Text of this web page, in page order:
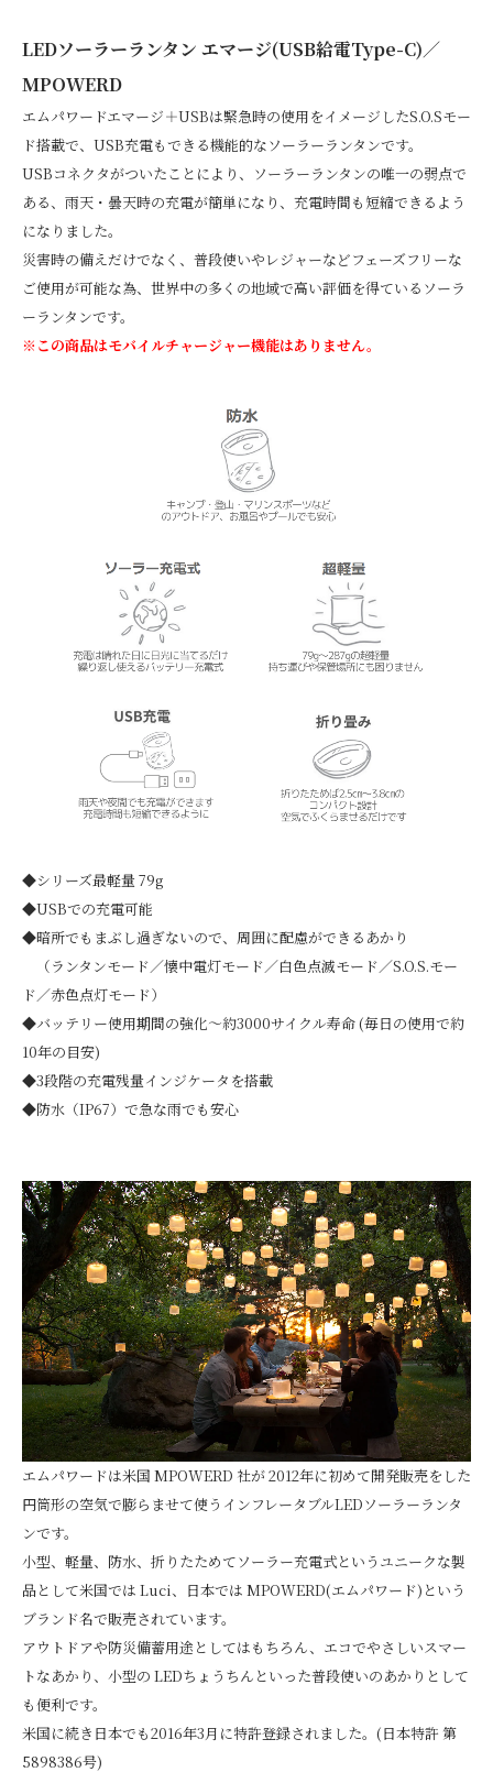
LEDソーラーランタン エマージ(USB給電Type-C)／
MPOWERD
エムパワードエマージ＋USBは緊急時の使用をイメージしたS.O.Sモー
ド搭載で、USB充電もできる機能的なソーラーランタンです。
USBコネクタがついたことにより、ソーラーランタンの唯一の弱点で
ある、雨天・曇天時の充電が簡単になり、充電時間も短縮できるよう
になりました。
災害時の備えだけでなく、普段使いやレジャーなどフェーズフリーな
ご使用が可能な為、世界中の多くの地域で高い評価を得ているソーラ
ーランタンです。
※この商品はモバイルチャージャー機能はありません。
◆シリーズ最軽量 79g
◆USBでの充電可能
◆暗所でもまぶし過ぎないので、周囲に配慮ができるあかり
（ランタンモード／懐中電灯モード／白色点滅モード／S.O.S.モー
ド／赤色点灯モード）
◆バッテリー使用期間の強化～約3000サイクル寿命 (毎日の使用で約
10年の目安)
◆3段階の充電残量インジケータを搭載
◆防水（IP67）で急な雨でも安心
エムパワードは米国 MPOWERD 社が 2012年に初めて開発販売をした
円筒形の空気で膨らませて使うインフレータブルLEDソーラーランタ
ンです。
小型、軽量、防水、折りたためてソーラー充電式というユニークな製
品として米国では Luci、日本では MPOWERD(エムパワード)という
ブランド名で販売されています。
アウトドアや防災備蓄用途としてはもちろん、エコでやさしいスマー
トなあかり、小型の LEDちょうちんといった普段使いのあかりとして
も便利です。
米国に続き日本でも2016年3月に特許登録されました。(日本特許 第
5898386号)